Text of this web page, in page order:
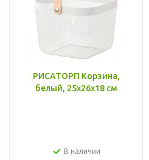
РИСАТОРП Корзина,
белый, 25x26x18 см
В наличии